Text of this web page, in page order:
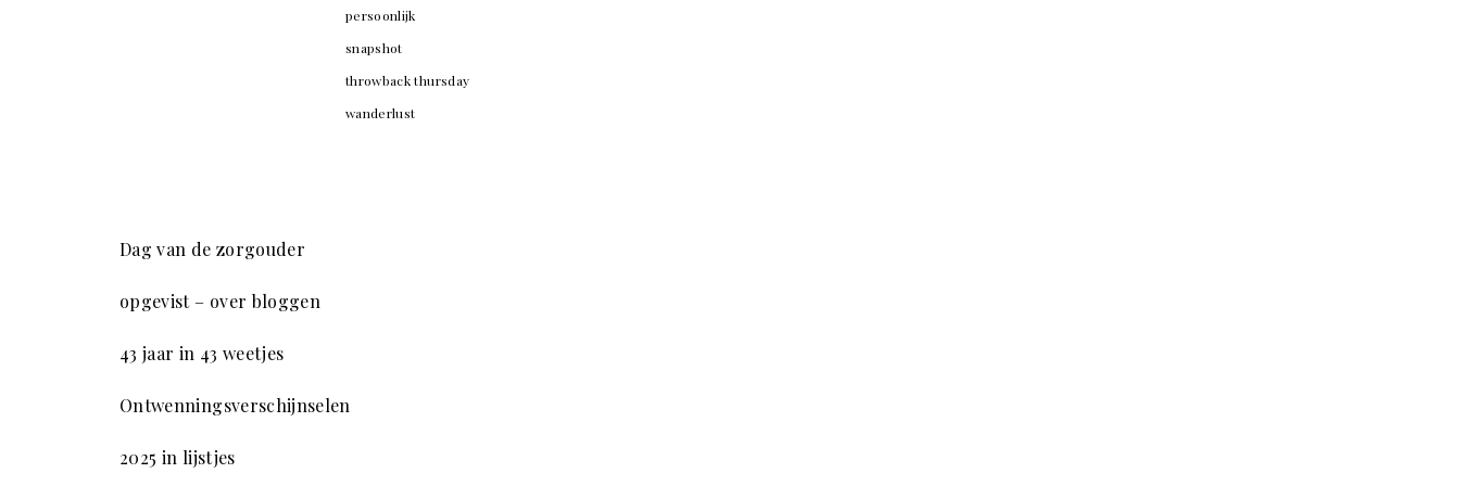
persoonlijk
snapshot
throwback thursday
wanderlust
Dag van de zorgouder
opgevist – over bloggen
43 jaar in 43 weetjes
Ontwenningsverschijnselen
2025 in lijstjes